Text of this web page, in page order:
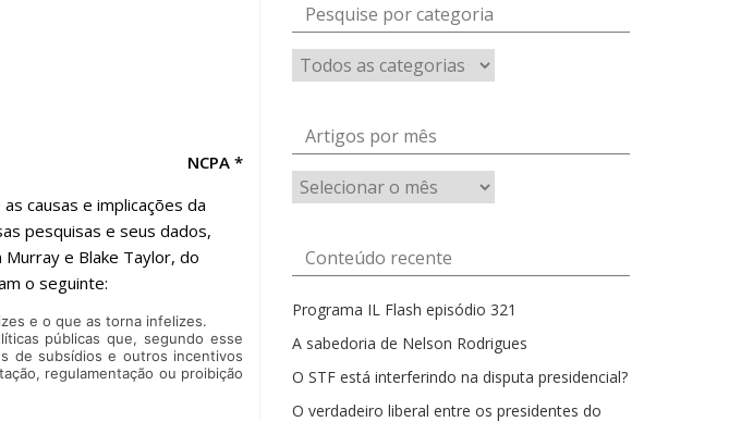
NCPA *
causas e implicações da
pesquisas e seus dados,
e Blake Taylor, do
o seguinte:
e o que as torna infelizes.
públicas que, segundo esse
de subsídios e outros incentivos
regulamentação ou proibição
Pesquise por categoria
Artigos por mês
Artigos
por
Conteúdo recente
Programa IL Flash episódio 321
A sabedoria de Nelson Rodrigues
O STF está interferindo na disputa presidencial?
O verdadeiro liberal entre os presidentes do